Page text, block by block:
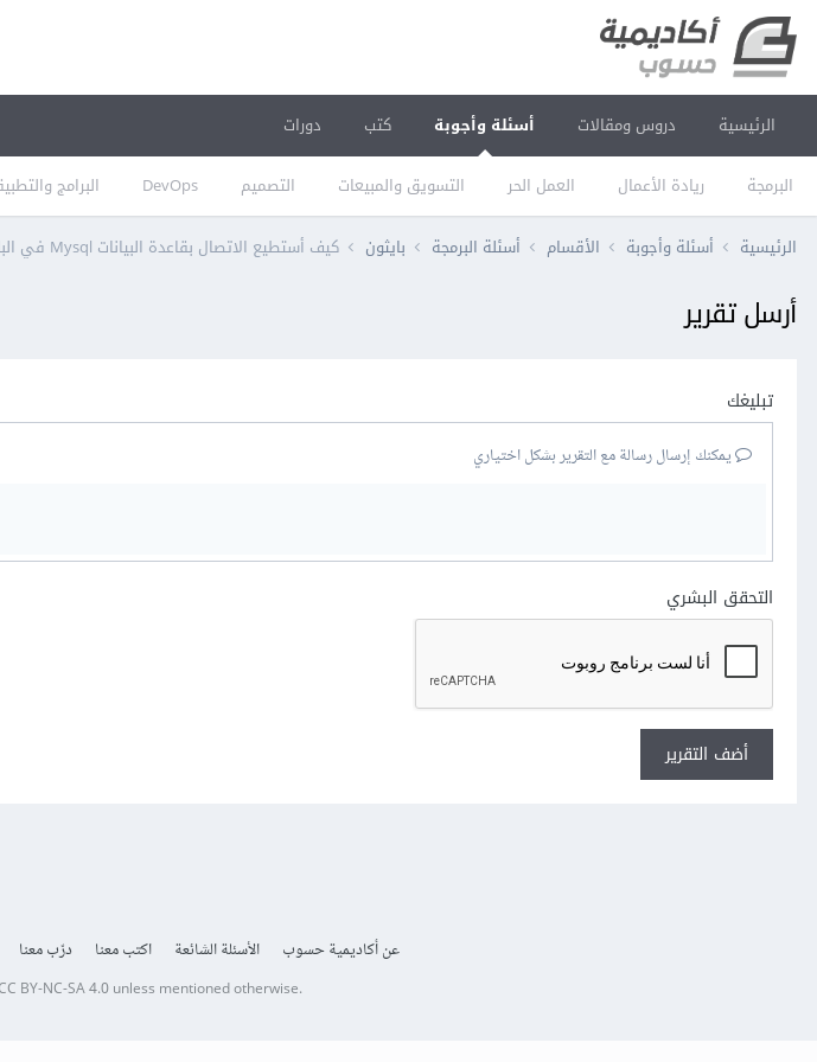
الرئيسية دروس ومقالات أسئلة وأجوبة
البرمجة ريادة الأعمال العمل الحر التسويق والمبيعات التصميم DevOps البرامج
كتب دورات
الرئيسية أسئلة وأجوبة الأقسام أسئلة البرمجة بايثون كيف أستطيع الاتصال بقاعدة البيانات Mysql في البايثون ؟
أرسل تقرير
تبليغك
يمكنك إرسال رسالة مع التقرير بشكل اختياري
التحقق البشري
أضف التقرير
عن أكاديمية حسوب الأسئلة الشائعة اكتب معنا درّب معنا
BY-NC-SA 4.0unless mentioned otherwise.